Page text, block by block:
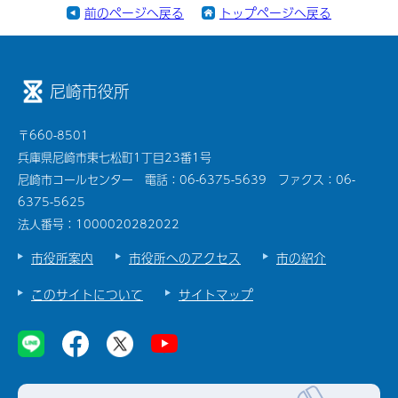
前のページへ戻る トップページへ戻る
尼崎市役所
〒660-8501
兵庫県尼崎市東七松町1丁目23番1号
尼崎市コールセンター 電話：06-6375-5639 ファクス：06-
6375-5625
法人番号：1000020282022
市役所案内 市役所へのアクセス
市の紹介
このサイトについて
サイトマップ